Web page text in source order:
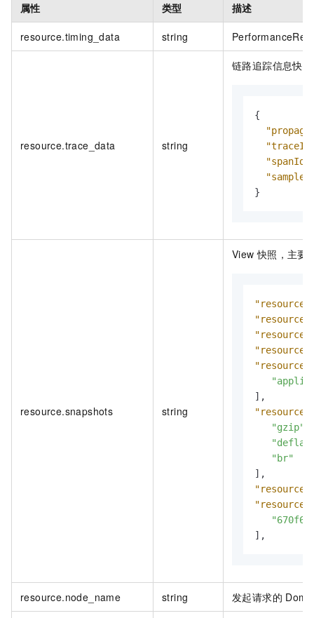
属性 类型 描述
resource.timing_data string
resource.trace_data string
链路追踪信息快
{
"spanId"
"sample"
}
resource.snapshots string
View 快照，主要
] ,
"gzip"
"br"
] ,
] ,
resource.node_name string 发起请求的 Dom